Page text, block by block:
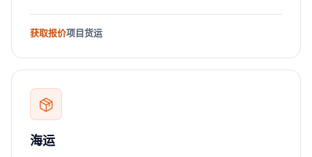
获取报价项目货运
海运